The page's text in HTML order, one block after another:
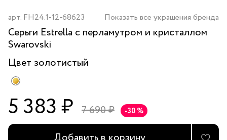
арт. FH24.1-12-68623 Показать все украшения бренда
Серьги Estrella с перламутром и кристаллом
Swarovski
Цвет золотистый
5 383 ₽ 7 690 ₽ -30 %